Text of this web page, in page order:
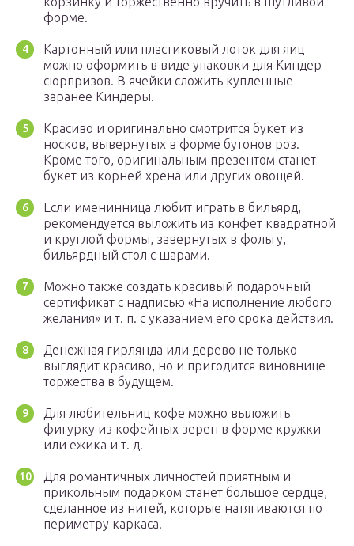
форме.
Картонный или пластиковый лоток для яиц
можно оформить в виде упаковки для Киндер-
сюрпризов. В ячейки сложить купленные
заранее Киндеры.
Красиво и оригинально смотрится букет из
носков, вывернутых в форме бутонов роз.
Кроме того, оригинальным презентом станет
букет из корней хрена или других овощей.
Если именинница любит играть в бильярд,
рекомендуется выложить из конфет квадратной
и круглой формы, завернутых в фольгу,
бильярдный стол с шарами.
Можно также создать красивый подарочный
сертификат с надписью «На исполнение любого
желания» и т. п. с указанием его срока действия.
Денежная гирлянда или дерево не только
выглядит красиво, но и пригодится виновнице
торжества в будущем.
Для любительниц кофе можно выложить
фигурку из кофейных зерен в форме кружки
или ежика и т. д.
Для романтичных личностей приятным и
прикольным подарком станет большое сердце,
сделанное из нитей, которые натягиваются по
периметру каркаса.